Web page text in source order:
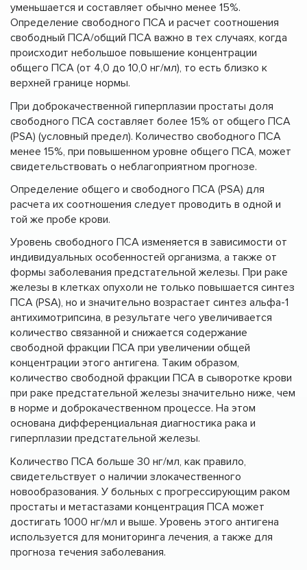
уменьшается и составляет обычно менее 15%.
Определение свободного ПСА и расчет соотношения
свободный ПСА/общий ПСА важно в тех случаях, когда
происходит небольшое повышение концентрации
общего ПСА (от 4,0 до 10,0 нг/мл), то есть близко к
верхней границе нормы.
При доброкачественной гиперплазии простаты доля
свободного ПСА составляет более 15% от общего ПСА
(PSA) (условный предел). Количество свободного ПСА
менее 15%, при повышенном уровне общего ПСА, может
свидетельствовать о неблагоприятном прогнозе.
Определение общего и свободного ПСА (PSA) для
расчета их соотношения следует проводить в одной и
той же пробе крови.
Уровень свободного ПСА изменяется в зависимости от
индивидуальных особенностей организма, а также от
формы заболевания предстательной железы. При раке
железы в клетках опухоли не только повышается синтез
ПСА (PSA), но и значительно возрастает синтез альфа-1
антихимотрипсина, в результате чего увеличивается
количество связанной и снижается содержание
свободной фракции ПСА при увеличении общей
концентрации этого антигена. Таким образом,
количество свободной фракции ПСА в сыворотке крови
при раке предстательной железы значительно ниже, чем
в норме и доброкачественном процессе. На этом
основана дифференциальная диагностика рака и
гиперплазии предстательной железы.
Количество ПСА больше 30 нг/мл, как правило,
свидетельствует о наличии злокачественного
новообразования. У больных с прогрессирующим раком
простаты и метастазами концентрация ПСА может
достигать 1000 нг/мл и выше. Уровень этого антигена
используется для мониторинга лечения, а также для
прогноза течения заболевания.